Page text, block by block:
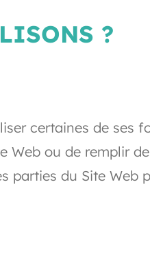
?
certaines de ses
Web ou de remplir
parties du Site Web